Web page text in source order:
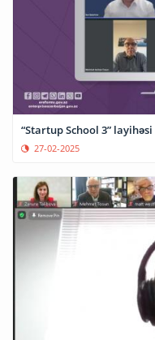
“Startup School 3”
27-02-2025